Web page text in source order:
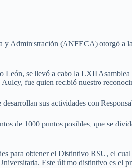
y Administración (ANFECA) otorgó a
se llevó a cabo la LXII
fue quien recibió nuestro
sus actividades con
de 1000 puntos posibles, que se
para obtener el Distintivo RSU, el
Este último distintivo es el